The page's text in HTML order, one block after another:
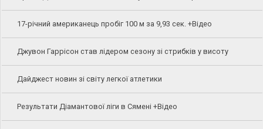
17-річний американець пробіг 100 м за 9,93 сек. +Відео
Джувон Гаррісон став лідером сезону зі стрибків у висоту
Дайджест новин зі світу легкої атлетики
Результати Діамантової ліги в Сямені +Відео